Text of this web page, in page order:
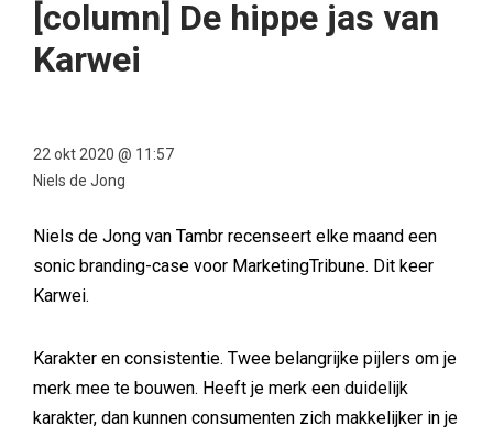
[column] De hippe jas van
Karwei
22 okt 2020 @ 11:57
Niels de Jong
Niels de Jong van Tambr recenseert elke maand een
sonic branding-case voor MarketingTribune. Dit keer
Karwei.
Karakter en consistentie. Twee belangrijke pijlers om je
merk mee te bouwen. Heeft je merk een duidelijk
karakter, dan kunnen consumenten zich makkelijker in je